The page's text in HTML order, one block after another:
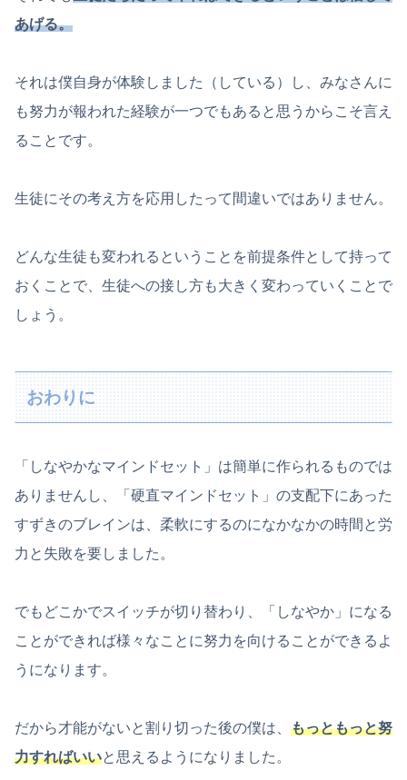
あげる。
それは僕自身が体験しました（している）し、みなさんに
も努力が報われた経験が一つでもあると思うからこそ言え
ることです。
生徒にその考え方を応用したって間違いではありません。
どんな生徒も変われるということを前提条件として持って
おくことで、生徒への接し方も大きく変わっていくことで
しょう。
おわりに
「しなやかなマインドセット」は簡単に作られるものでは
ありませんし、「硬直マインドセット」の支配下にあった
すずきのブレインは、柔軟にするのになかなかの時間と労
力と失敗を要しました。
でもどこかでスイッチが切り替わり、「しなやか」になる
ことができれば様々なことに努力を向けることができるよ
うになります。
だから才能がないと割り切った後の僕は、 もっともっと努
力すればいいと思えるようになりました。